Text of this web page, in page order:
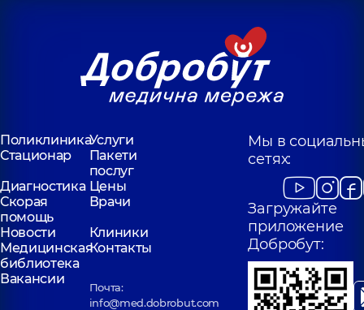
ПоликлиникаУслуги
Стационар
Пакети
послуг
Диагностика Цены
Скорая
помощь
Врачи
Новости
Клиники
Медицинская
библиотека
Контакты
Вакансии
Почта:
info@med.dobrobut.com
Мы в
сетях:
Загружайте
приложение
Добробут: